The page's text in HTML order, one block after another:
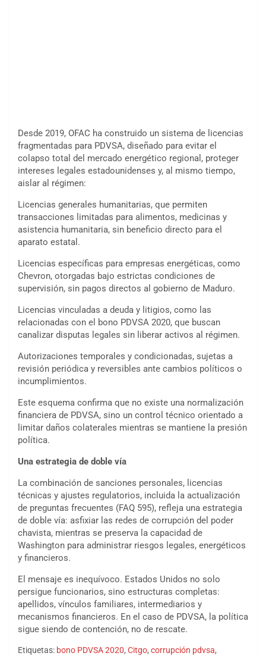
Desde 2019, OFAC ha construido un sistema de licencias
fragmentadas para PDVSA, diseñado para evitar el
colapso total del mercado energético regional, proteger
intereses legales estadounidenses y, al mismo tiempo,
aislar al régimen:
Licencias generales humanitarias, que permiten
transacciones limitadas para alimentos, medicinas y
asistencia humanitaria, sin beneficio directo para el
aparato estatal.
Licencias específicas para empresas energéticas, como
Chevron, otorgadas bajo estrictas condiciones de
supervisión, sin pagos directos al gobierno de Maduro.
Licencias vinculadas a deuda y litigios, como las
relacionadas con el bono PDVSA 2020, que buscan
canalizar disputas legales sin liberar activos al régimen.
Autorizaciones temporales y condicionadas, sujetas a
revisión periódica y reversibles ante cambios políticos o
incumplimientos.
Este esquema confirma que no existe una normalización
financiera de PDVSA, sino un control técnico orientado a
limitar daños colaterales mientras se mantiene la presión
política.
Una estrategia de doble vía
La combinación de sanciones personales, licencias
técnicas y ajustes regulatorios, incluida la actualización
de preguntas frecuentes (FAQ 595), refleja una estrategia
de doble vía: asfixiar las redes de corrupción del poder
chavista, mientras se preserva la capacidad de
Washington para administrar riesgos legales, energéticos
y financieros.
El mensaje es inequívoco. Estados Unidos no solo
persigue funcionarios, sino estructuras completas:
apellidos, vínculos familiares, intermediarios y
mecanismos financieros. En el caso de PDVSA, la política
sigue siendo de contención, no de rescate.
Etiquetas: bono PDVSA 2020, Citgo, corrupción pdvsa,